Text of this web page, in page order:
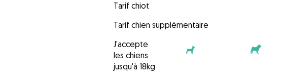
Tarif chiot
Tarif chien supplémentaire
J'accepte
les chiens
jusqu'à 18kg